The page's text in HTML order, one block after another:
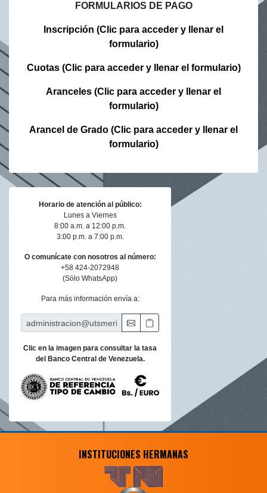
FORMULARIOS DE PAGO
Inscripción (Clic para acceder y llenar el
formulario)
Cuotas (Clic para acceder y llenar el formulario)
Aranceles (Clic para acceder y llenar el
formulario)
Arancel de Grado (Clic para acceder y llenar el
formulario)
Horario de atención al público:
Lunes a Viernes
8:00 a.m. a 12:00 p.m.
3:00 p.m. a 7:00 p.m.
O comunícate con nosotros al número:
+58 424-2072948
(Sólo WhatsApp)
Para más información envía a:
Clic en la imagen para consultar la tasa
del Banco Central de Venezuela.
INSTITUCIONES HERMANAS